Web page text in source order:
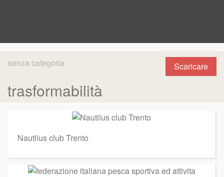
Scaricare
senza categoria
trasformabilità
Nautilus club Trento